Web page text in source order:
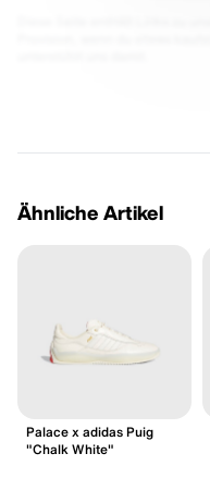
Ähnliche Artikel
Palace x adidas Puig
"Chalk White"